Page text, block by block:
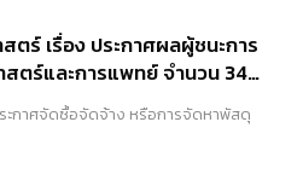
ตร์ เรื่อง ประกาศผลผู้ชนะการ
ตร์และการแพทย์ จำนวน 34
ะกาศจัดซื้อจัดจ้าง หรือการจัดหาพัสดุ